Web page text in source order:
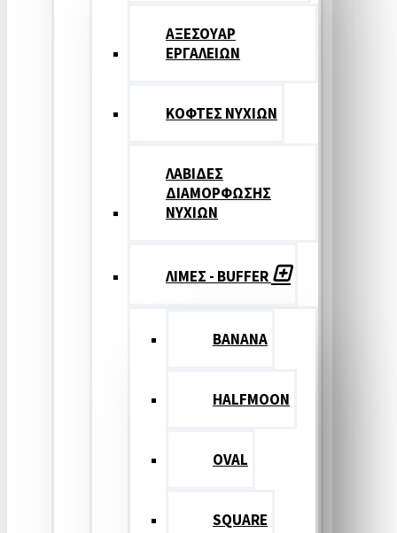
ΑΞΕΣΟΥΑΡ
ΕΡΓΑΛΕΙΩΝ
ΚΟΦΤΕΣ ΝΥΧΙΩΝ
ΛΑΒΙΔΕΣ
ΔΙΑΜΟΡΦΩΣΗΣ
ΝΥΧΙΩΝ
ΛΙΜΕΣ - BUFFER
BANANA
HALFMOON
OVAL
SQUARE